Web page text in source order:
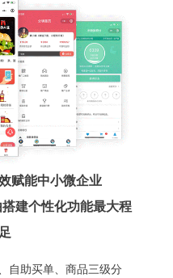
赋能中小微企业
建个性化功能最大程
自助买单、商品三级分